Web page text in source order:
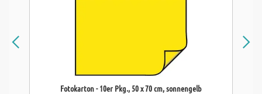
Fotokarton - 10er Pkg., 50 x 70 cm, sonnengelb